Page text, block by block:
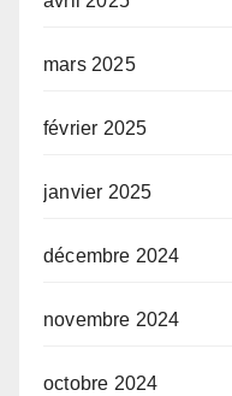
mars 2025
février 2025
janvier 2025
décembre 2024
novembre 2024
octobre 2024